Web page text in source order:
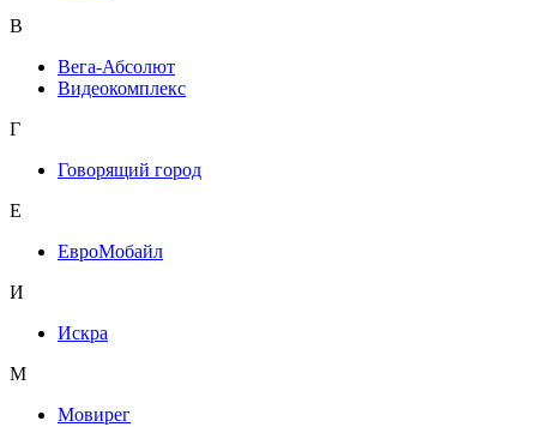
В
Вега-Абсолют
Видеокомплекс
Г
Говорящий город
Е
ЕвроМобайл
И
Искра
М
Мовирег